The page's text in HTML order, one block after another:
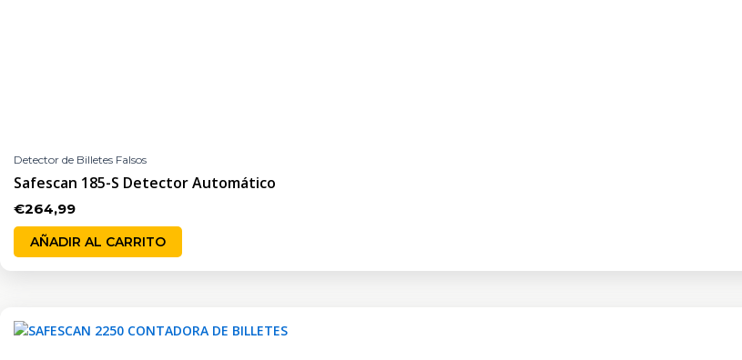
Detector de Billetes Falsos
Safescan 185-S Detector Automático
€264,99
AÑADIR AL CARRITO